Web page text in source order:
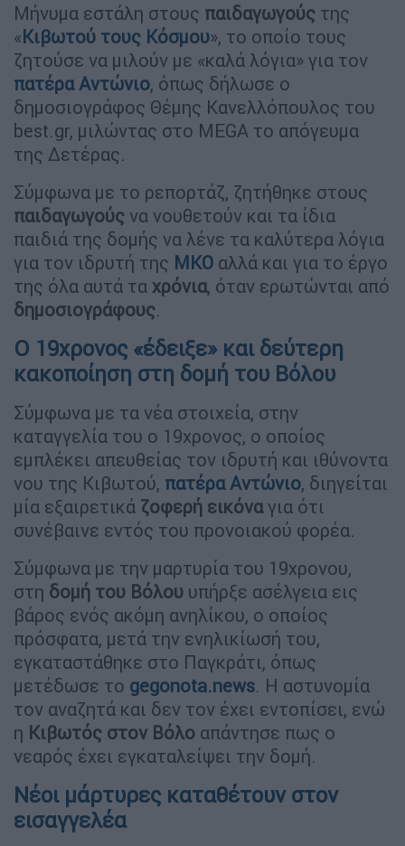
Μήνυμα εστάλη στους παιδαγωγούς της
«Κιβωτού τους Κόσμου», το οποίο τους
ζητούσε να μιλούν με «καλά λόγια» για τον
πατέρα Αντώνιο, όπως δήλωσε ο
δημοσιογράφος Θέμης Κανελλόπουλος του
best.gr, μιλώντας στο MEGA το απόγευμα
της Δετέρας.
Σύμφωνα με το ρεπορτάζ, ζητήθηκε στους
παιδαγωγούς να νουθετούν και τα ίδια
παιδιά της δομής να λένε τα καλύτερα λόγια
για τον ιδρυτή της ΜΚΟ αλλά και για το έργο
της όλα αυτά τα χρόνια, όταν ερωτώνται από
δημοσιογράφους.
Ο 19χρονος «έδειξε» και δεύτερη
κακοποίηση στη δομή του Βόλου
Σύμφωνα με τα νέα στοιχεία, στην
καταγγελία του ο 19χρονος, ο οποίος
εμπλέκει απευθείας τον ιδρυτή και ιθύνοντα
νου της Κιβωτού, πατέρα Αντώνιο, διηγείται
μία εξαιρετικά ζοφερή εικόναγια ότι
συνέβαινε εντός του προνοιακού φορέα.
Σύμφωνα με την μαρτυρία του 19χρονου,
στη δομή του Βόλου υπήρξε ασέλγεια εις
βάρος ενός ακόμη ανηλίκου, ο οποίος
πρόσφατα, μετά την ενηλικίωσή του,
εγκαταστάθηκε στο Παγκράτι, όπως
μετέδωσε το gegonota.news. Η αστυνομία
τον αναζητά και δεν τον έχει εντοπίσει, ενώ
η Κιβωτός στον Βόλο απάντησε πως ο
νεαρός έχει εγκαταλείψει την δομή.
Νέοι μάρτυρες καταθέτουν στον
εισαγγελέα